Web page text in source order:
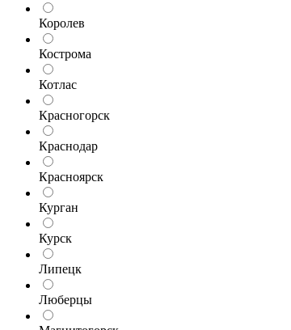
Королев
Кострома
Котлас
Красногорск
Краснодар
Красноярск
Курган
Курск
Липецк
Люберцы